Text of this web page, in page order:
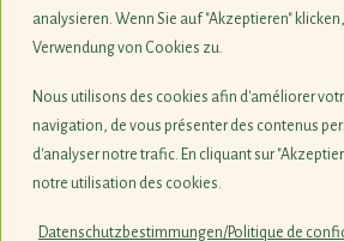
analysieren. Wenn Sie auf "Akzeptieren"
Verwendung von Cookies zu.
Nous utilisons des cookies afin d'améliorer
navigation, de vous présenter des contenus
d'analyser notre trafic. En cliquant sur
notre utilisation des cookies.
Datenschutzbestimmungen/Politique de
© 1990-2026
12, rue de Capellen · L-